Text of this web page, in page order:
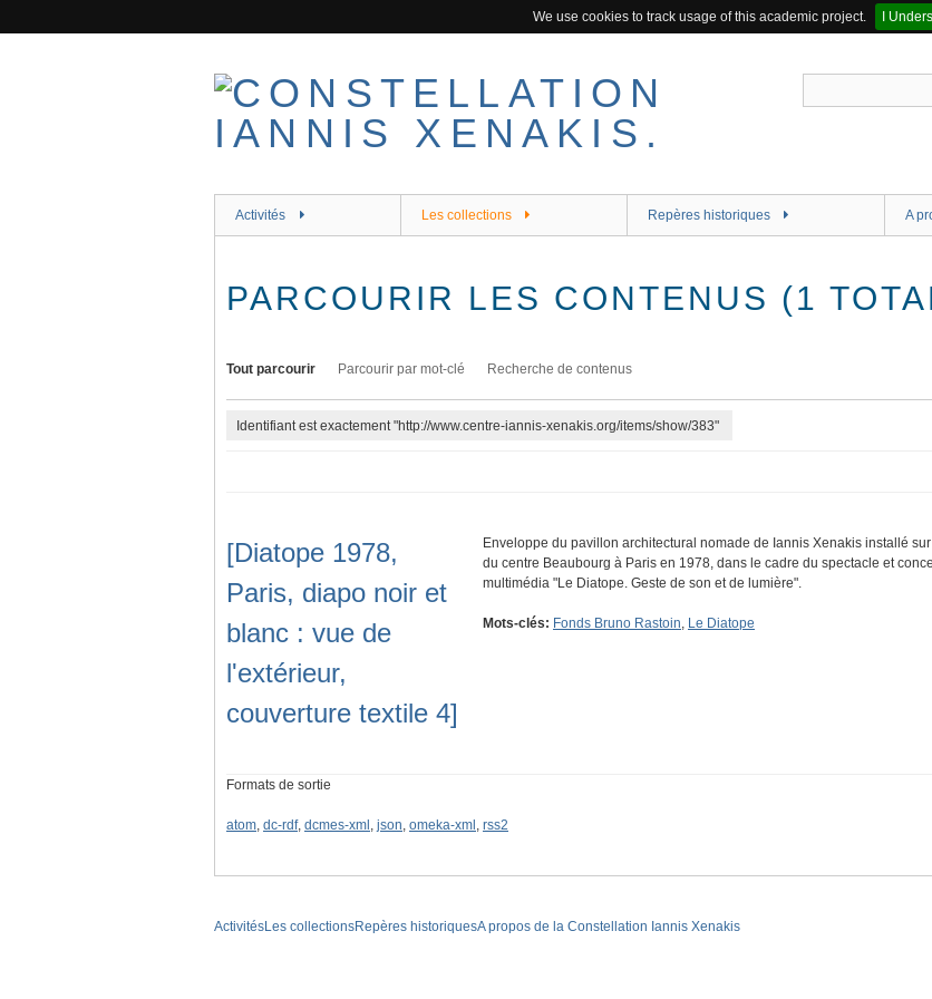
We use cookies to track usage of this academic project.
I
Activités Les collections Repères historiques A
PARCOURIR LES CONTENUS (1
Tout parcourir Parcourir par mot-clé Recherche de contenus
Identifiant est exactement "http://www.centre-iannis-xenakis.org/items/show/383"
[Diatope 1978,
Paris, diapo noir et
blanc : vue de
l'extérieur,
couverture textile 4]
Enveloppe du pavillon architectural nomade de Iannis Xenakis installé
du centre Beaubourg à Paris en 1978, dans le cadre du spectacle et
multimédia "Le Diatope. Geste de son et de lumière".
Mots-clés: Fonds Bruno Rastoin, Le Diatope
Formats de sortie
atom, dc-rdf, dcmes-xml , json, omeka-xml , rss2
ActivitésLes collectionsRepères historiquesA propos de la Constellation Iannis Xenakis